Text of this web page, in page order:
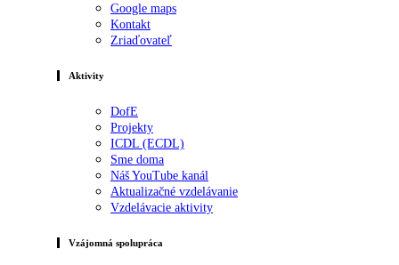
Google maps
Kontakt
Zriaďovateľ
Aktivity
DofE
Projekty
ICDL (ECDL)
Sme doma
Náš YouTube kanál
Aktualizačné vzdelávanie
Vzdelávacie aktivity
Vzájomná spolupráca